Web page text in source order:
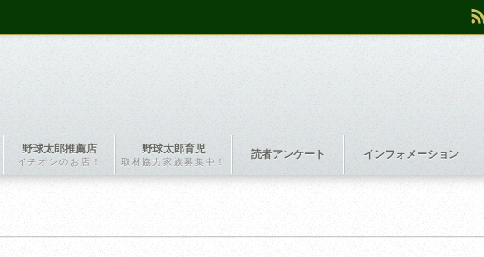
野球太郎推薦店
イチオシのお店！
野球太郎育児
取材協力家族募集中！
読者アンケート インフォメーション